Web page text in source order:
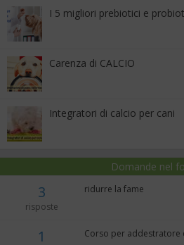
I 5 migliori prebiotici e
Carenza di CALCIO
Integratori di calcio per cani
Domande nel
3
risposte
ridurre la fame
1 Corso per addestratore